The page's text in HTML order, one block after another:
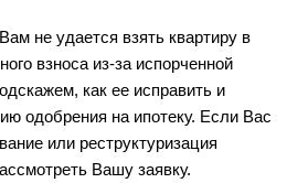
не удается взять квартиру в
взноса из-за испорченной
как ее исправить и
одобрения на ипотеку. Если Вас
или реструктуризация
Вашу заявку.